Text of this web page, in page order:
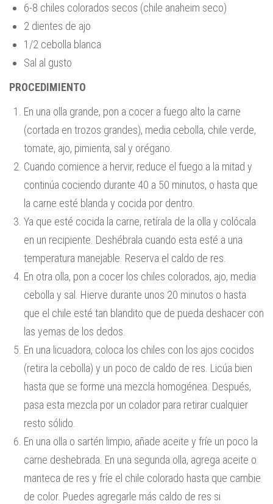
6-8 chiles colorados secos (chile anaheim seco)
2 dientes de ajo
1/2 cebolla blanca
Sal al gusto
PROCEDIMIENTO
En una olla grande, pon a cocer a fuego alto la carne
(cortada en trozos grandes), media cebolla, chile verde,
tomate, ajo, pimienta, sal y orégano.
Cuando comience a hervir, reduce el fuego a la mitad y
continúa cociendo durante 40 a 50 minutos, o hasta que
la carne esté blanda y cocida por dentro.
Ya que esté cocida la carne, retírala de la olla y colócala
en un recipiente. Deshébrala cuando esta esté a una
temperatura manejable. Reserva el caldo de res.
En otra olla, pon a cocer los chiles colorados, ajo, media
cebolla y sal. Hierve durante unos 20 minutos o hasta
que el chile esté tan blandito que de pueda deshacer con
las yemas de los dedos.
En una licuadora, coloca los chiles con los ajos cocidos
(retira la cebolla) y un poco de caldo de res. Licúa bien
hasta que se forme una mezcla homogénea. Después,
pasa esta mezcla por un colador para retirar cualquier
resto sólido.
En una olla o sartén limpio, añade aceite y fríe un poco la
carne deshebrada. En una segunda olla, agrega aceite o
manteca de res y fríe el chile colorado hasta que cambie
de color. Puedes agregarle más caldo de res si